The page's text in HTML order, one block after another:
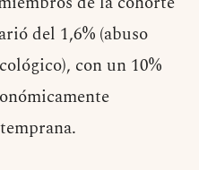
del 1,6% (abuso
con un 10%